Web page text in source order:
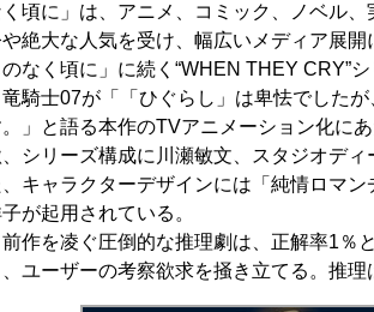
頃に」は、アニメ、コミック、ノベル、
絶大な人気を受け、幅広いメディア展
のなく頃に」に続く“WHEN THEY CRY”
騎士07が「「ひぐらし」は卑怯でした
」と語る本作のTVアニメーション化に
シリーズ構成に川瀬敏文、スタジオデ
、キャラクターデザインには「純情ロマ
が起用されている。
作を凌ぐ圧倒的な推理劇は、正解率1％
、ユーザーの考察欲求を掻き立てる。推